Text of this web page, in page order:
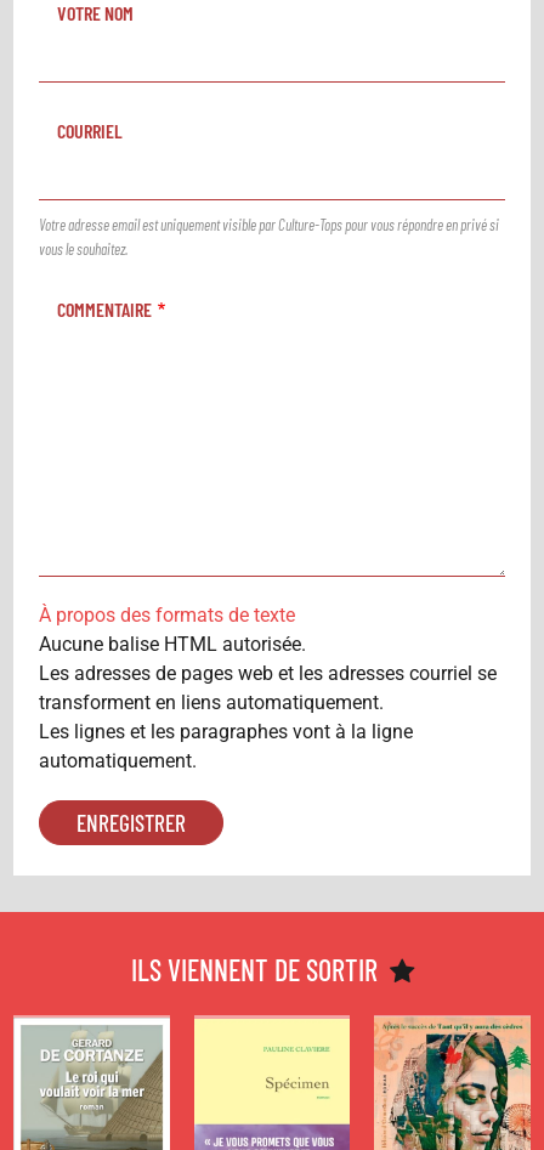
VOTRE NOM
COURRIEL
Votre adresse email est uniquement visible par Culture-Tops pour vous répondre en privé si
vous le souhaitez.
COMMENTAIRE
À propos des formats de texte
Aucune balise HTML autorisée.
Les adresses de pages web et les adresses courriel se
transforment en liens automatiquement.
Les lignes et les paragraphes vont à la ligne
automatiquement.
ILS VIENNENT DE SORTIR
D’ÉTÉ 2026 -
VOULAIT VOIR
LA MER
de
D’ÉTÉ 2026 -
Pauline Claviere
D’ÉTÉ 2026 -
PERDU
D'ANOUSH
de